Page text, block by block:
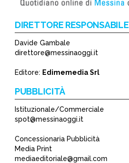
*
DIRETTORE RESPONSABILE
Davide Gambale
direttore@messinaoggi.it
Editore: Edimemedia Srl
PUBBLICITÀ
Istituzionale/Commerciale
spot@messinaoggi.it
Concessionaria Pubblicità
Media Print
mediaeditoriale@gmail.com